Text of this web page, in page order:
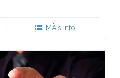
MÃ¡s Info